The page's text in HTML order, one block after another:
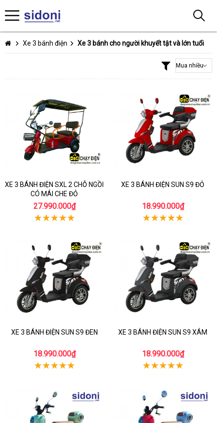
Xe 3 bánh điện Xe 3 bánh cho người khuyết tật và lớn tuổi
XE 3 BÁNH ĐIỆN SXL 2 CHỖ NGỒI
CÓ MÁI CHE ĐỎ
27.990.000₫
XE 3 BÁNH ĐIỆN SUN S9 ĐỎ
18.990.000₫
XE 3 BÁNH ĐIỆN SUN S9 ĐEN
18.990.000₫
XE 3 BÁNH ĐIỆN SUN S9 XÁM
18.990.000₫